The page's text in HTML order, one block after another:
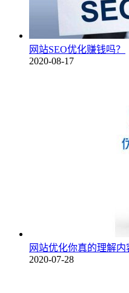
网站SEO优化赚钱吗？
2020-08-17
网站优化你真的理解
2020-07-28